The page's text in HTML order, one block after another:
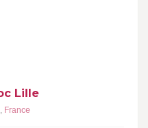
Lille
, France